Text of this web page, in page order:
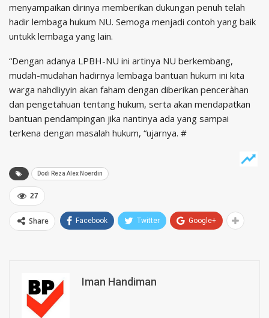
menyampaikan dirinya memberikan dukungan penuh telah
hadir lembaga hukum NU. Semoga menjadi contoh yang baik
untukk lembaga yang lain.
“Dengan adanya LPBH-NU ini artinya NU berkembang,
mudah-mudahan hadirnya lembaga bantuan hukum ini kita
warga nahdliyyin akan faham dengan diberikan penceràhan
dan pengetahuan tentang hukum, serta akan mendapatkan
bantuan pendampingan jika nantinya ada yang sampai
terkena dengan masalah hukum, “ujarnya. #
Dodi Reza Alex Noerdin
27
Share Facebook Twitter Google+
Iman Handiman